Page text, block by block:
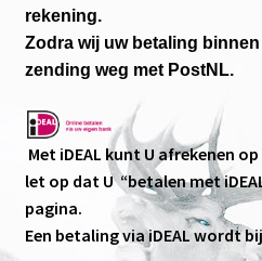
Betaal mogelijkheden
Overheid en E-facturatie
Verzendkosten
Klachten
Agenda
rekening.
Zodra wij uw betaling
zending weg met PostNL.
Met iDEAL kunt U afrekenen
let op dat U “betalen met
pagina.
Een betaling via iDEAL wordt